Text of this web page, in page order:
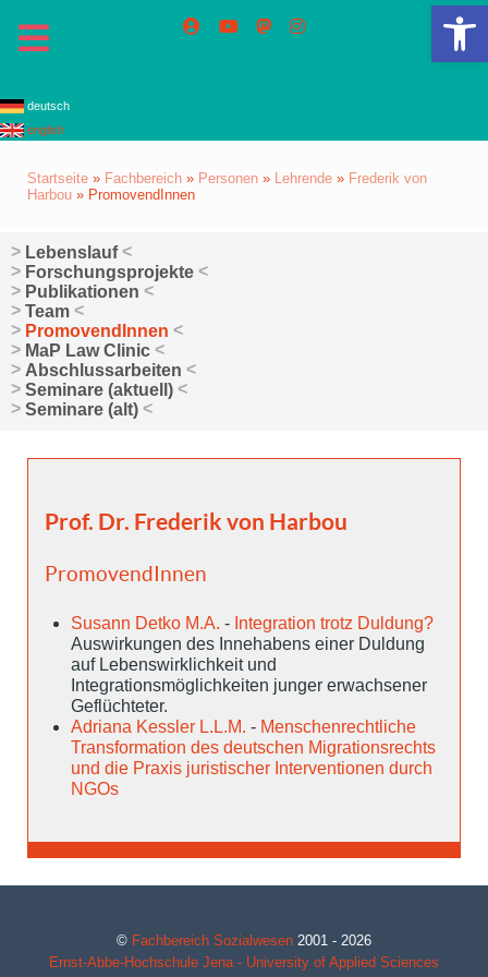
deutsch
english
Startseite » Fachbereich » Personen » Lehrende » Frederik von
Harbou » PromovendInnen
Lebenslauf
Forschungsprojekte
Publikationen
Team
PromovendInnen
MaP Law Clinic
Abschlussarbeiten
Seminare (aktuell)
Seminare (alt)
Prof. Dr. Frederik von Harbou
PromovendInnen
Susann Detko M.A. - Integration trotz Duldung?
Auswirkungen des Innehabens einer Duldung
auf Lebenswirklichkeit und
Integrationsmöglichkeiten junger erwachsener
Geflüchteter.
Adriana Kessler L.L.M. - Menschenrechtliche
Transformation des deutschen Migrationsrechts
und die Praxis juristischer Interventionen durch
NGOs
© Fachbereich Sozialwesen 2001 - 2026
Ernst-Abbe-Hochschule Jena - University of Applied Sciences